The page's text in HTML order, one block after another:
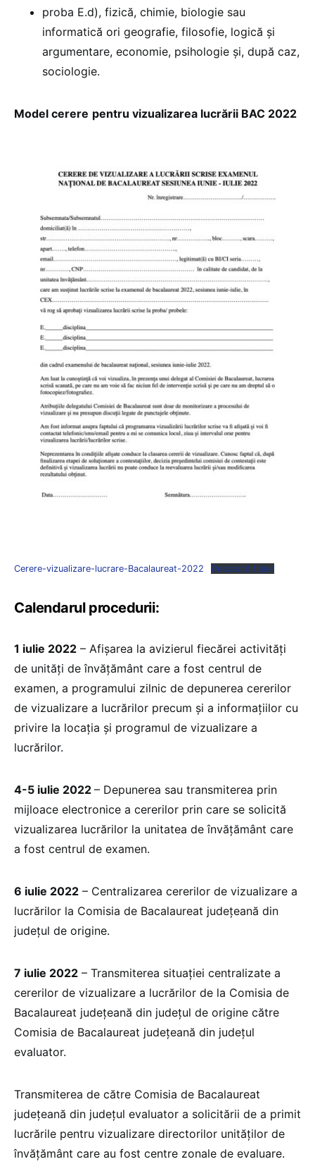
proba E.d), fizică, chimie, biologie sau
informatică ori geografie, filosofie, logică şi
argumentare, economie, psihologie şi, după caz,
sociologie.
Model cerere pentru vizualizarea lucrării BAC 2022
Cerere-vizualizare-lucrare-Bacalaureat-2022 Descarcă fișier
Calendarul procedurii:
1 iulie 2022 – Afișarea la avizierul fiecărei activități
de unități de învățământ care a fost centrul de
examen, a programului zilnic de depunerea cererilor
de vizualizare a lucrărilor precum și a informațiilor cu
privire la locația și programul de vizualizare a
lucrărilor.
4-5 iulie 2022 – Depunerea sau transmiterea prin
mijloace electronice a cererilor prin care se solicită
vizualizarea lucrărilor la unitatea de învățământ care
a fost centrul de examen.
6 iulie 2022 – Centralizarea cererilor de vizualizare a
lucrărilor la Comisia de Bacalaureat județeană din
județul de origine.
7 iulie 2022 – Transmiterea situației centralizate a
cererilor de vizualizare a lucrărilor de la Comisia de
Bacalaureat județeană din județul de origine către
Comisia de Bacalaureat județeană din județul
evaluator.
Transmiterea de către Comisia de Bacalaureat
județeană din județul evaluator a solicitării de a primit
lucrările pentru vizualizare directorilor unităților de
învățământ care au fost centre zonale de evaluare.